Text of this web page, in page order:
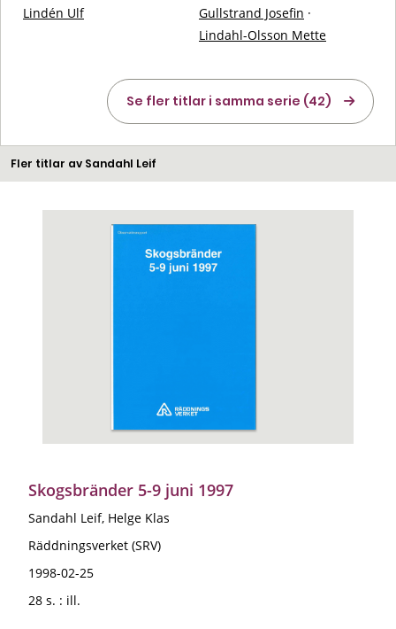
Lindén Ulf Gullstrand Josefin ·
Lindahl-Olsson Mette
Se fler titlar i samma serie (42)
Fler titlar av Sandahl Leif
Skogsbränder 5-9 juni 1997
Sandahl Leif, Helge Klas
Räddningsverket (SRV)
1998-02-25
28 s. : ill.